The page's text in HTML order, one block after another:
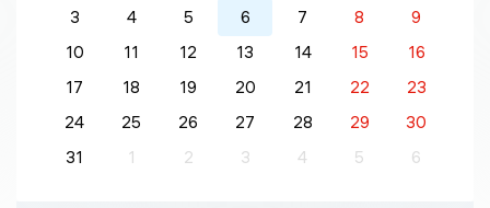
3
4 5 6 7 8
9
10
11 12 13 14 15
16
17
18 19 20 21 22
23
24
25 26 27 28 29
30
31
1 2 3 4 5 6